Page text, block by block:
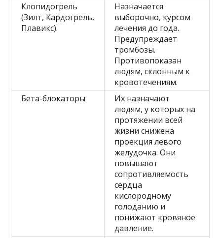
Клопидогрель
(Зилт, Кардогрель,
Плавикс).
Назначается
выборочно, курсом
лечения до года.
Предупреждает
тромбозы.
Противопоказан
людям, склонным к
кровотечениям.
Бета-блокаторы
Их назначают
людям, у которых на
протяжении всей
жизни снижена
проекция левого
желудочка. Они
повышают
сопротивляемость
сердца
кислородному
голоданию и
понижают кровяное
давление.